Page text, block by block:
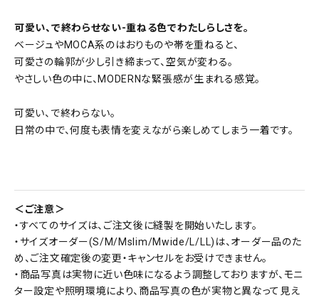
可愛い、で終わらせない-重ねる色でわたしらしさを。
ベージュやMOCA系のはおりものや帯を重ねると、
可愛さの輪郭が少し引き締まって、空気が変わる。
やさしい色の中に、MODERNな緊張感が生まれる感覚。
可愛い、で終わらない。
日常の中で、何度も表情を変えながら楽しめてしまう一着です。
＜ご注意＞
・すべてのサイズは、ご注文後に縫製を開始いたします。
・サイズオーダー(S/M/Mslim/Mwide/L/LL)は、オーダー品のた
め、ご注文確定後の変更・キャンセルをお受けできません。
・商品写真は実物に近い色味になるよう調整しておりますが、モニ
ター設定や照明環境により、商品写真の色が実物と異なって見え